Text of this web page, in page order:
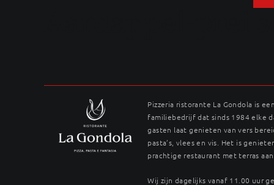
Aardappel-prei
Pizzeria ristorante La Gondola is
familiebedrijf dat sinds 1984 elke
gasten laat genieten van vers
pasta’s, vlees en vis. Het is
prachtige restaurant met terras
Wij zijn dagelijks vanaf 11.00 uur